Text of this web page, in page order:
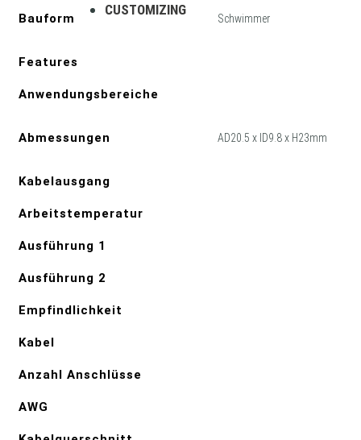
CUSTOMIZING
Bauform Schwimmer
Features
Anwendungsbereiche
Abmessungen AD20.5 x ID9.8 x H23mm
Kabelausgang
Arbeitstemperatur
Ausführung 1
Ausführung 2
Empfindlichkeit
Kabel
Anzahl Anschlüsse
AWG